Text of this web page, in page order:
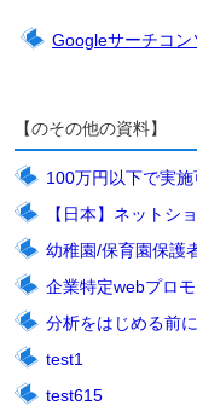
Googleサーチコ
【のその他の資料】
100万円以下で実
【日本】ネットシ
幼稚園/保育園保護
企業特定webプロ
分析をはじめる前
test1
test615